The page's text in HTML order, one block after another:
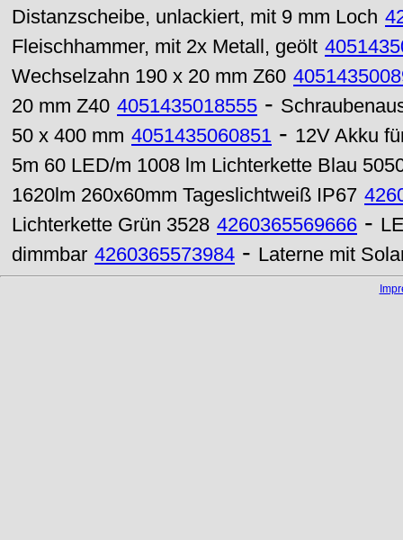
Distanzscheibe, unlackiert, mit 9 mm Loch
Fleischhammer, mit 2x Metall, geölt
Wechselzahn 190 x 20 mm Z60
20 mm Z40 4051435018555 -
50 x 400 mm 4051435060851 - 12V Akku
5m 60 LED/m 1008 lm Lichterkette Blau
1620lm 260x60mm Tageslichtweiß IP67
Lichterkette Grün 3528 4260365569666 -
dimmbar 4260365573984 - Laterne mit